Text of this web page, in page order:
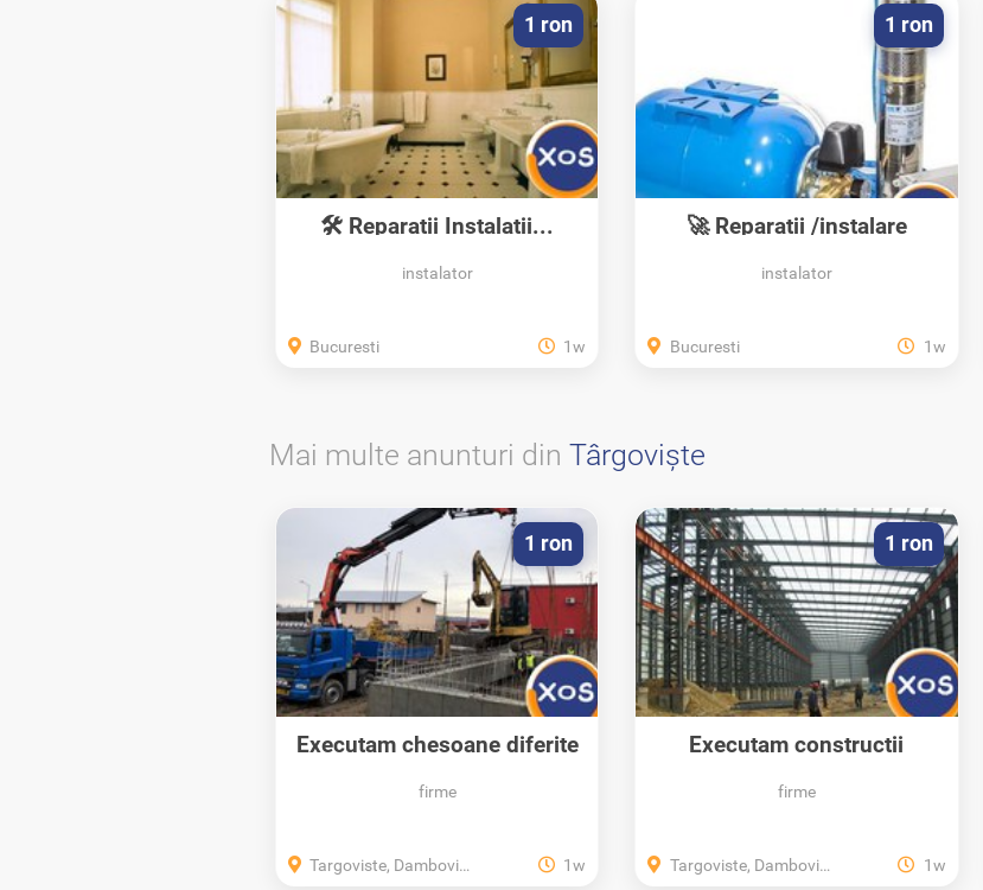
🛠 Reparatii Instalatii...
instalator
1 ron
Bucuresti 1w
🚀 Reparatii /instalare
instalator
1 ron
Bucuresti 1w
Mai multe anunturi din Târgovişte
Executam chesoane diferite
firme
1 ron
Targoviste, Dambovita 1w
Executam constructii
firme
1 ron
Targoviste, Dambovita 1w